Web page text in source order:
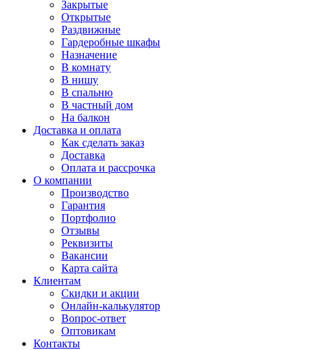
Закрытые
Открытые
Раздвижные
Гардеробные шкафы
Назначение
В комнату
В нишу
В спальню
В частный дом
На балкон
Доставка и оплата
Как сделать заказ
Доставка
Оплата и рассрочка
О компании
Производство
Гарантия
Портфолио
Отзывы
Реквизиты
Вакансии
Карта сайта
Клиентам
Скидки и акции
Онлайн-калькулятор
Вопрос-ответ
Оптовикам
Контакты